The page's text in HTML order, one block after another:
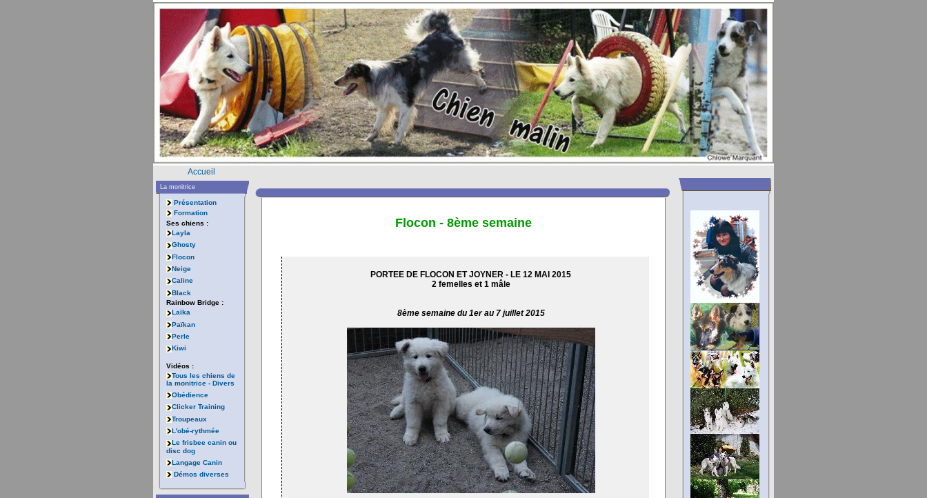
Accueil
La monitrice
Présentation
Formation
Ses chiens :
Layla
Ghosty
Flocon
Neige
Caline
Black
Rainbow Bridge :
Laïka
Païkan
Perle
Kiwi
Vidéos :
Tous les chiens de
la monitrice - Divers
Obédience
Clicker Training
Troupeaux
L'obé-rythmée
Le frisbee canin ou
disc dog
Langage Canin
Démos diverses
Flocon - 8ème semaine
PORTEE DE FLOCON ET JOYNER - LE 12 MAI 2015
2 femelles et 1 mâle
8ème semaine du 1er au 7 juillet 2015